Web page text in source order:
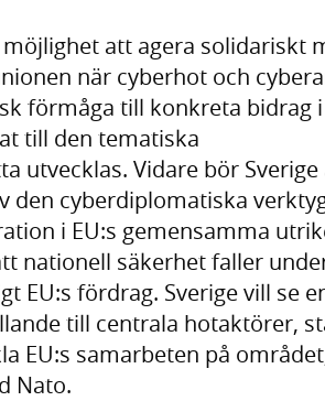
att agera solidariskt
när cyberhot och
förmåga till konkreta bidrag
till den tematiska
utvecklas. Vidare bör
den cyberdiplomatiska
i EU:s gemensamma
nationell säkerhet faller
EU:s fördrag. Sverige vill se
till centrala hotaktörer,
EU:s samarbeten på
Nato.